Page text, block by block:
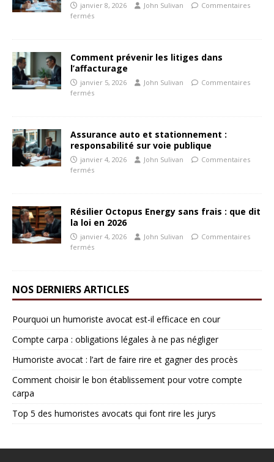
janvier 8, 2026 John Sulivan
Commentaires
fermés
Comment prévenir les litiges dans
l’affacturage
janvier 5, 2026 John Sulivan
Commentaires
fermés
Assurance auto et stationnement :
responsabilité sur voie publique
janvier 4, 2026 John Sulivan
Commentaires
fermés
Résilier Octopus Energy sans frais : que dit
la loi en 2026
janvier 4, 2026 John Sulivan
Commentaires
fermés
NOS DERNIERS ARTICLES
Pourquoi un humoriste avocat est-il efficace en cour
Compte carpa : obligations légales à ne pas négliger
Humoriste avocat : l’art de faire rire et gagner des procès
Comment choisir le bon établissement pour votre compte
carpa
Top 5 des humoristes avocats qui font rire les jurys